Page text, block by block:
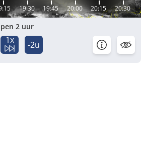
19:30 19:45 20:00 20:15 20:30
2 uur
1x -2u